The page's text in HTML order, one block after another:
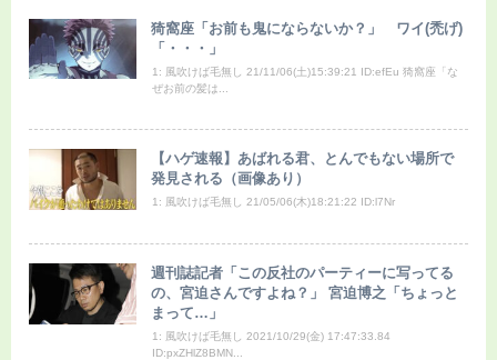
猗窩座「お前も鬼にならないか？」 ワイ(禿げ)
「・・・」
1: 風吹けば毛無し 21/11/06(土)15:39:21 ID:efEu 猗窩座「な
ぜお前の髪は...
【ハゲ速報】あばれる君、とんでもない場所で
発見される（画像あり）
1: 風吹けば毛無し 21/05/06(木)18:21:22 ID:l7Nr
週刊誌記者「この反社のパーティーに写ってる
の、宮迫さんですよね？」 宮迫博之「ちょっと
まって…」
1: 風吹けば毛無し 2021/10/29(金) 17:47:33.84
ID:pxZHlZ8BMN...